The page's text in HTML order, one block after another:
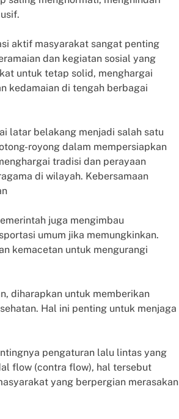
aktif masyarakat sangat penting
dan kegiatan sosial yang
untuk tetap solid, menghargai
kedamaian di tengah berbagai
latar belakang menjadi salah satu
royong dalam mempersiapkan
tradisi dan perayaan
di wilayah. Kebersamaan
juga mengimbau
umum jika memungkinkan.
kemacetan untuk mengurangi
diharapkan untuk memberikan
Hal ini penting untuk menjaga
pengaturan lalu lintas yang
flow (contra flow), hal tersebut
yang berpergian merasakan